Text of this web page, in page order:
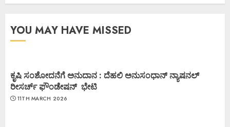
YOU MAY HAVE MISSED
ಕೃಷಿ ಸಂಶೋದನೆಗೆ ಅನುದಾನ : ದೆಹಲಿ ಅನುಸಂಧಾನ್ ನ್ಯಾಷನಲ್
ರೀಸರ್ಚ್ ಫೌಂಡೇಷನ್ ಭೇಟಿ
11TH MARCH 2026